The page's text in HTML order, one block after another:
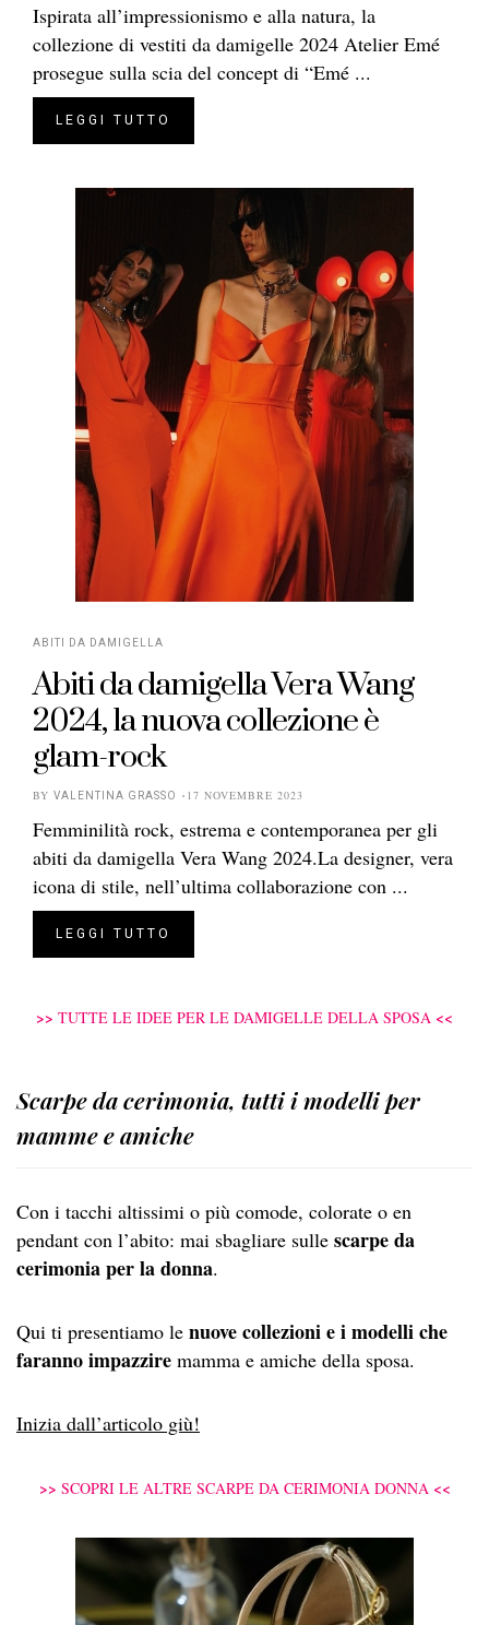
Ispirata all’impressionismo e alla natura, la
collezione di vestiti da damigelle 2024 Atelier Emé
prosegue sulla scia del concept di “Emé ...
LEGGI TUTTO
ABITI DA DAMIGELLA
Abiti da damigella Vera Wang
2024, la nuova collezione è
glam-rock
BY VALENTINA GRASSO 17 NOVEMBRE 2023
Femminilità rock, estrema e contemporanea per gli
abiti da damigella Vera Wang 2024.La designer, vera
icona di stile, nell’ultima collaborazione con ...
LEGGI TUTTO
>> TUTTE LE IDEE PER LE DAMIGELLE DELLA SPOSA <<
Scarpe da cerimonia, tutti i modelli per
mamme e amiche
Con i tacchi altissimi o più comode, colorate o en
pendant con l’abito: mai sbagliare sulle scarpe da
cerimonia per la donna.
Qui ti presentiamo le nuove collezioni e i modelli che
faranno impazzire mamma e amiche della sposa.
Inizia dall’articolo giù!
>> SCOPRI LE ALTRE SCARPE DA CERIMONIA DONNA<<